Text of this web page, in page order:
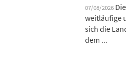
07/08/2026
weitläufige
sich die
dem ...